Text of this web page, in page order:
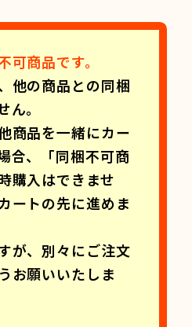
可商品です。
他の商品との同梱
。
商品を一緒にカー
合、「同梱不可商
購入はできませ
ートの先に進めま
が、別々にご注文
お願いいたしま